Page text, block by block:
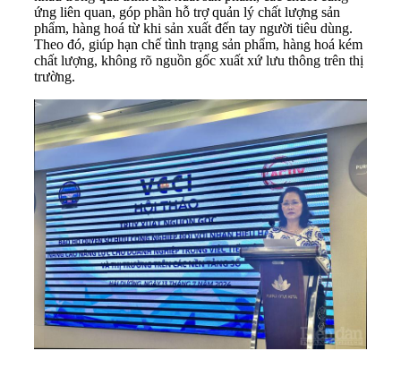
ứng liên quan, góp phần hỗ trợ quản lý chất lượng sản
phẩm, hàng hoá từ khi sản xuất đến tay người tiêu dùng.
Theo đó, giúp hạn chế tình trạng sản phẩm, hàng hoá kém
chất lượng, không rõ nguồn gốc xuất xứ lưu thông trên thị
trường.